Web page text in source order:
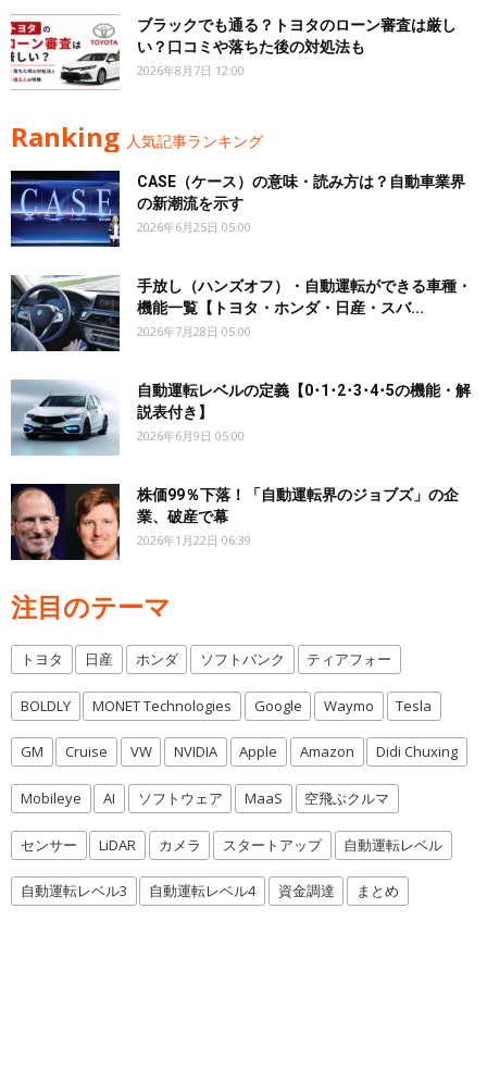
ブラックでも通る？トヨタのローン審査は厳し
い？口コミや落ちた後の対処法も
2026年8月7日 12:00
Ranking 人気記事ランキング
CASE（ケース）の意味・読み方は？自動車業界
の新潮流を示す
2026年6月25日 05:00
手放し（ハンズオフ）・自動運転ができる車種・
機能一覧【トヨタ・ホンダ・日産・スバ...
2026年7月28日 05:00
自動運転レベルの定義【0･1･2･3･4･5の機能・解
説表付き】
2026年6月9日 05:00
株価99％下落！「自動運転界のジョブズ」の企
業、破産で幕
2026年1月22日 06:39
注目のテーマ
トヨタ 日産 ホンダ ソフトバンク ティアフォー
BOLDLY MONET Technologies Google Waymo Tesla
GM Cruise VW NVIDIA Apple Amazon Didi Chuxing
Mobileye AI ソフトウェア MaaS 空飛ぶクルマ
センサー LiDAR カメラ スタートアップ 自動運転レベル
自動運転レベル3 自動運転レベル4 資金調達 まとめ